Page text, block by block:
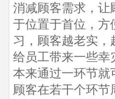
消减顾客需求，让
于位置于首位，方
习，顾客越老实
给员工带来一些幸
本来通过一环节就
顾客在若干个环